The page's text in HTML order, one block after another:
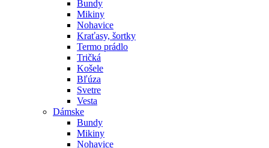
Bundy
Mikiny
Nohavice
Kraťasy, šortky
Termo prádlo
Tričká
Košele
Bľúza
Svetre
Vesta
Dámske
Bundy
Mikiny
Nohavice